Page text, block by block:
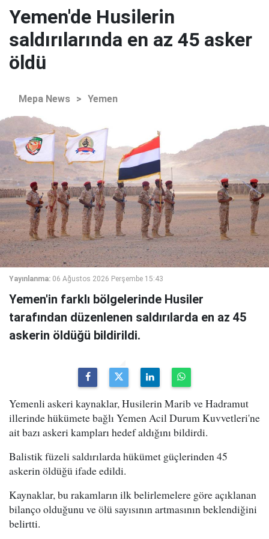
Yemen'de Husilerin
saldırılarında en az 45 asker
öldü
Mepa News > Yemen
Yayınlanma: 06 Ağustos 2026 Perşembe 15:43
Yemen'in farklı bölgelerinde Husiler
tarafından düzenlenen saldırılarda en az 45
askerin öldüğü bildirildi.
Yemenli askeri kaynaklar, Husilerin Marib ve Hadramut
illerinde hükümete bağlı Yemen Acil Durum Kuvvetleri'ne
ait bazı askeri kampları hedef aldığını bildirdi.
Balistik füzeli saldırılarda hükümet güçlerinden 45
askerin öldüğü ifade edildi.
Kaynaklar, bu rakamların ilk belirlemelere göre açıklanan
bilanço olduğunu ve ölü sayısının artmasının beklendiğini
belirtti.